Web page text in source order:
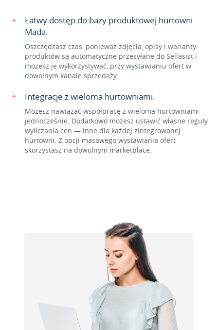
Łatwy dostęp do bazy produktowej hurtowni
Mada.
Oszczędzasz czas, ponieważ zdjęcia, opisy i warianty
produktów są automatyczne przesyłane do Sellasist i
możesz je wykorzystywać, przy wystawianiu ofert w
dowolnym kanale sprzedaży.
Integracje z wieloma hurtowniami.
Możesz nawiązać współpracę z wieloma hurtowniami
jednocześnie. Dodatkowo możesz ustawić własne reguły
wyliczania cen — inne dla każdej zintegrowanej
hurtowni. Z opcji masowego wystawiania ofert
skorzystasz na dowolnym marketplace.